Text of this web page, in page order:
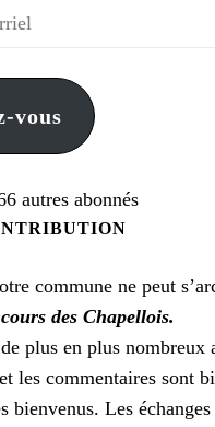
vous
autres abonnés
commune ne peut
des Chapellois.
plus en plus nombreux
les commentaires sont
bienvenus. Les